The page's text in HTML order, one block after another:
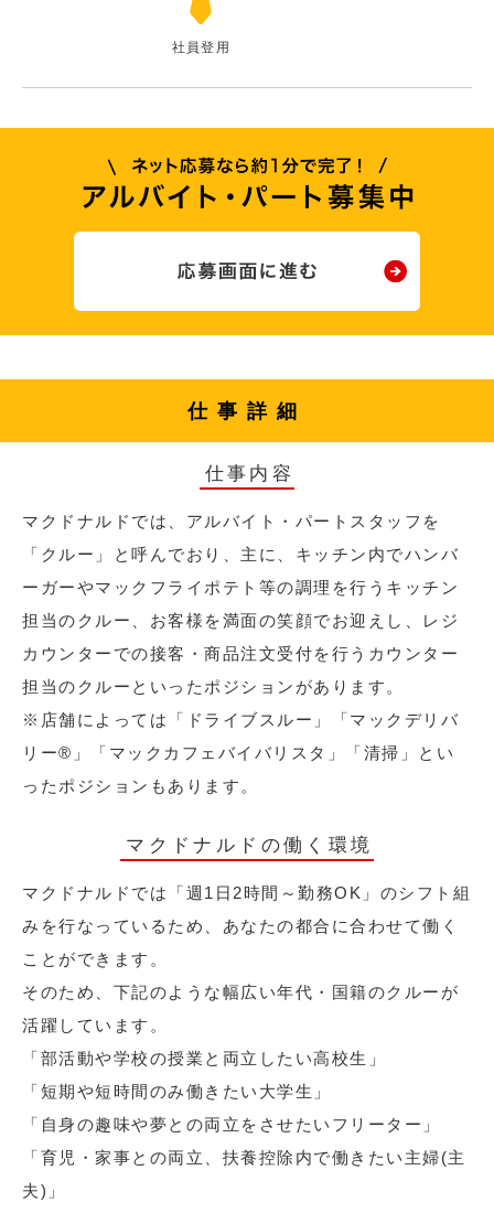
社員登用
仕事詳細
仕事内容
マクドナルドでは、アルバイト・パートスタッフを
「クルー」と呼んでおり、主に、キッチン内でハンバ
ーガーやマックフライポテト等の調理を行うキッチン
担当のクルー、お客様を満面の笑顔でお迎えし、レジ
カウンターでの接客・商品注文受付を行うカウンター
担当のクルーといったポジションがあります。
※店舗によっては「ドライブスルー」「マックデリバ
リー®︎」「マックカフェバイバリスタ」「清掃」とい
ったポジションもあります。
マクドナルドの働く環境
マクドナルドでは「週1日2時間～勤務OK」のシフト組
みを行なっているため、あなたの都合に合わせて働く
ことができます。
そのため、下記のような幅広い年代・国籍のクルーが
活躍しています。
「部活動や学校の授業と両立したい高校生」
「短期や短時間のみ働きたい大学生」
「自身の趣味や夢との両立をさせたいフリーター」
「育児・家事との両立、扶養控除内で働きたい主婦(主
夫)」